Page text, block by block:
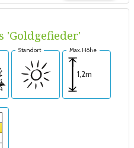
'Goldgefieder'
Standort Max. Höhe
1,2m